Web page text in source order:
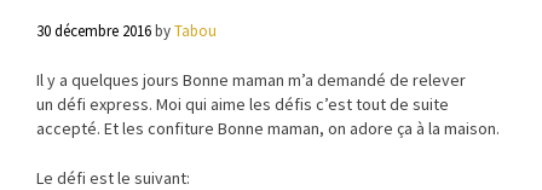
30 décembre 2016byTabou
Il y a quelques jours Bonne maman m’a demandé de relever
un défi express. Moi qui aime les défis c’est tout de suite
accepté. Et les confiture Bonne maman, on adore ça à la maison.
Le défi est le suivant: